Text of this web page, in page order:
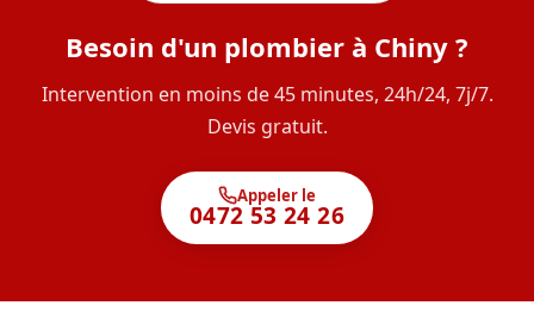
Besoin d'un plombier à Chiny ?
Intervention en moins de 45 minutes, 24h/24, 7j/7.
Devis gratuit.
Appeler le
0472 53 24 26